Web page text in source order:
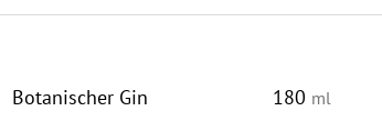
Botanischer Gin 180 ml